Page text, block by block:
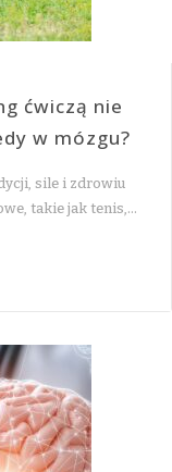
ćwiczą nie
w mózgu?
sile i zdrowiu
takie jak tenis,…